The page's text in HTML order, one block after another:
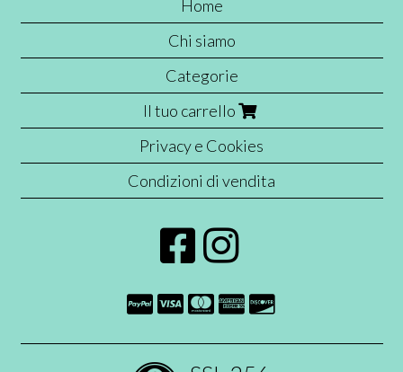
Home
Chi siamo
Categorie
Il tuo carrello
Privacy e Cookies
Condizioni di vendita